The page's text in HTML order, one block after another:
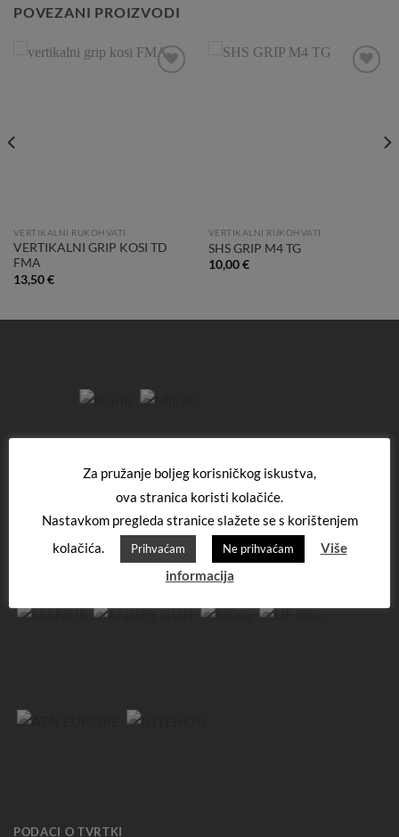
POVEZANI PROIZVODI
VERTIKALNI RUKOHVATI
VERTIKALNI GRIP KOSI TD
FMA
13,50€
VERTIKALNI RUKOHVATI
SHS GRIP M4 TG
10,00€
PODACI O TVRTKI
Za pružanje boljeg korisničkog iskustva,
ova stranica koristi kolačiće.
Nastavkom pregleda stranice slažete se s korištenjem
kolačića.
Prihvaćam Ne prihvaćam
Više
informacija